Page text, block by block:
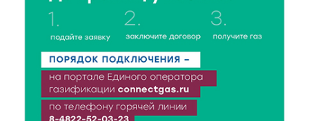
8 Авг 2026 12:37 452
Забыл вещи в транспорте? Рассказываем, что ждёт
8 Авг 2026 12:12 1267
Более 40 миллионов на металлургию получил бизнес
Твери